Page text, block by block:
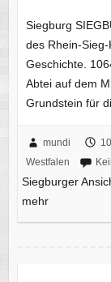
Siegburg
des Rhein-
Geschichte.
Abtei auf dem
Grundstein für
mundi
Westfalen
Siegburger
mehr